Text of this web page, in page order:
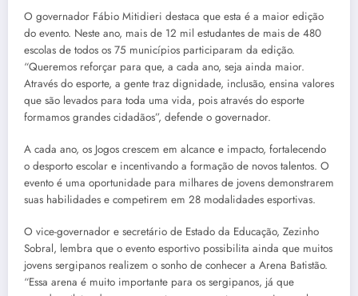
O governador Fábio Mitidieri destaca que esta é a maior edição
do evento. Neste ano, mais de 12 mil estudantes de mais de 480
escolas de todos os 75 municípios participaram da edição.
“Queremos reforçar para que, a cada ano, seja ainda maior.
Através do esporte, a gente traz dignidade, inclusão, ensina valores
que são levados para toda uma vida, pois através do esporte
formamos grandes cidadãos”, defende o governador.
A cada ano, os Jogos crescem em alcance e impacto, fortalecendo
o desporto escolar e incentivando a formação de novos talentos. O
evento é uma oportunidade para milhares de jovens demonstrarem
suas habilidades e competirem em 28 modalidades esportivas.
O vice-governador e secretário de Estado da Educação, Zezinho
Sobral, lembra que o evento esportivo possibilita ainda que muitos
jovens sergipanos realizem o sonho de conhecer a Arena Batistão.
“Essa arena é muito importante para os sergipanos, já que